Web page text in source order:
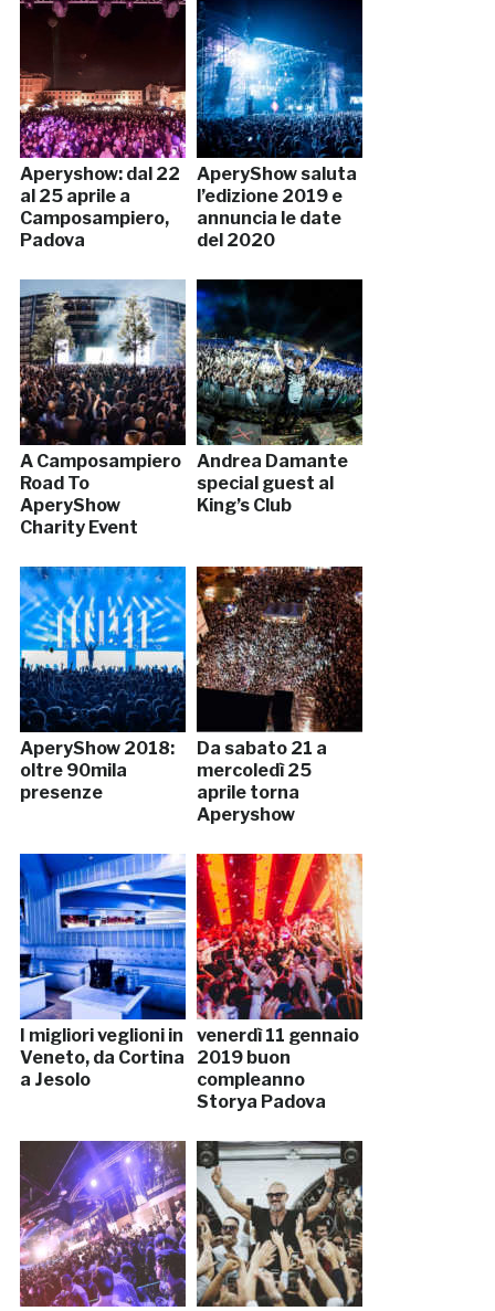
Aperyshow: dal 22
al 25 aprile a
Camposampiero,
Padova
AperyShow saluta
l’edizione 2019 e
annuncia le date
del 2020
A Camposampiero
Road To
AperyShow
Charity Event
Andrea Damante
special guest al
King’s Club
AperyShow 2018:
oltre 90mila
presenze
Da sabato 21 a
mercoledì 25
aprile torna
Aperyshow
I migliori veglioni in
Veneto, da Cortina
a Jesolo
venerdì 11 gennaio
2019 buon
compleanno
Storya Padova